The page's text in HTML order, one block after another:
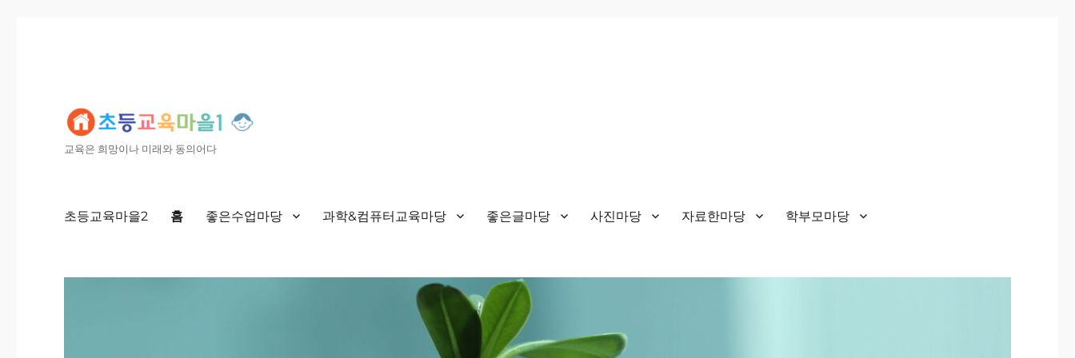
교육은 희망이나 미래와 동의어다
초등교육마을2 홈 좋은수업마당 과학&컴퓨터교육마당 좋은글마당 사진마당 자료한마당 학부모마당